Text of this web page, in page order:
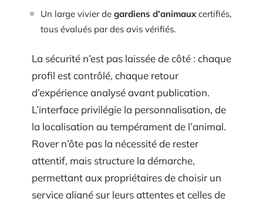
Un large vivier de gardiens d’animaux certifiés,
tous évalués par des avis vérifiés.
La sécurité n’est pas laissée de côté : chaque
profil est contrôlé, chaque retour
d’expérience analysé avant publication.
L’interface privilégie la personnalisation, de
la localisation au tempérament de l’animal.
Rover n’ôte pas la nécessité de rester
attentif, mais structure la démarche,
permettant aux propriétaires de choisir un
service aligné sur leurs attentes et celles de